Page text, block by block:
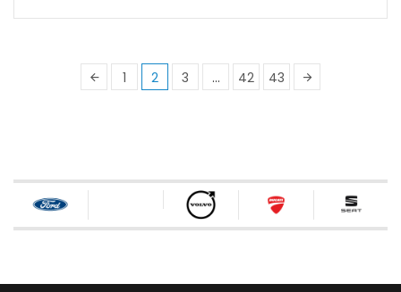
1 2 3 … 42 43